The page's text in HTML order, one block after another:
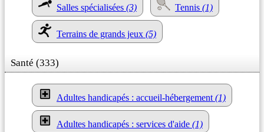
Salles spécialisées (3) Tennis (1)
Terrains de grands jeux (5)
Santé (333)
Adultes handicapés : accueil-hébergement (1)
Adultes handicapés : services d'aide (1)